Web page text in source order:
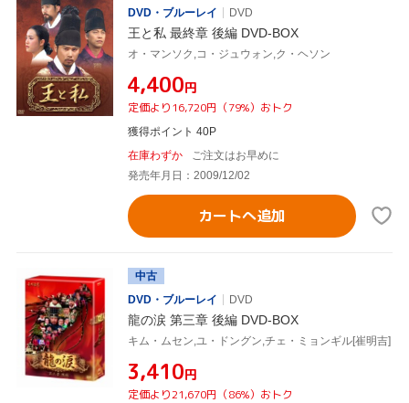
DVD・ブルーレイ
DVD
王と私 最終章 後編 DVD-BOX
オ・マンソク,コ・ジュウォン,ク・ヘソン
¥4,400円
定価より16,720円（79%）おトク
獲得ポイント 40P
在庫わずか
ご注文はお早めに
発売年月日：2009/12/02
カートへ追加
中古
DVD・ブルーレイ
DVD
龍の涙 第三章 後編 DVD-BOX
キム・ムセン,ユ・ドングン,チェ・ミョンギル[崔明吉]
¥3,410円
定価より21,670円（86%）おトク